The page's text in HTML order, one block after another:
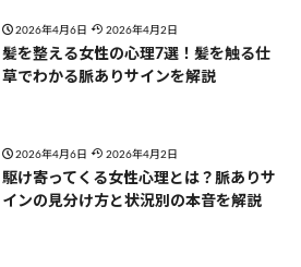
2026年4月6日 2026年4月2日
髪を整える女性の心理7選！髪を触る仕
草でわかる脈ありサインを解説
2026年4月6日 2026年4月2日
駆け寄ってくる女性心理とは？脈ありサ
インの見分け方と状況別の本音を解説